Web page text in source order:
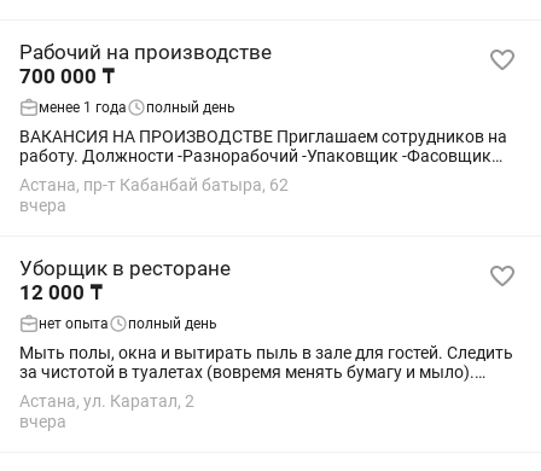
Рабочий на производстве
700 000 ₸
менее 1 года полный день
ВАКАНСИЯ НА ПРОИЗВОДСТВЕ Приглашаем сотрудников на
работу. Должности -Разнорабочий -Упаковщик -Фасовщик
-Комплектовщик -Грузчик -Уборщик Доход: от 600 000тг в
месяц Работодатель...
Астана, пр-т Кабанбай батыра, 62
вчера
Уборщик в ресторане
12 000 ₸
нет опыта полный день
Мыть полы, окна и вытирать пыль в зале для гостей. Следить
за чистотой в туалетах (вовремя менять бумагу и мыло).
Убирать служебные помещения, кухню и коридоры. Просим не
звонить, только пишите на...
Астана, ул. Каратал, 2
вчера